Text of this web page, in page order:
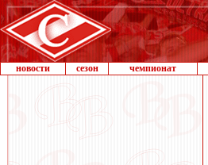
новости сезон чемпионат